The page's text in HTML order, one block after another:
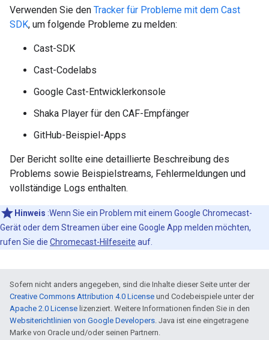
Verwenden Sie den Tracker für Probleme mit dem Cast
SDK, um folgende Probleme zu melden:
Cast-SDK
Cast-Codelabs
Google Cast-Entwicklerkonsole
Shaka Player für den CAF-Empfänger
GitHub-Beispiel-Apps
Der Bericht sollte eine detaillierte Beschreibung des
Problems sowie Beispielstreams, Fehlermeldungen und
vollständige Logs enthalten.
Hinweis :Wenn Sie ein Problem mit einem Google Chromecast-
Gerät oder dem Streamen über eine Google App melden möchten,
rufen Sie die Chromecast-Hilfeseite auf.
Sofern nicht anders angegeben, sind die Inhalte dieser Seite unter der
Creative Commons Attribution 4.0 License und Codebeispiele unter der
Apache 2.0 License lizenziert. Weitere Informationen finden Sie in den
Websiterichtlinien von Google Developers. Java ist eine eingetragene
Marke von Oracle und/oder seinen Partnern.